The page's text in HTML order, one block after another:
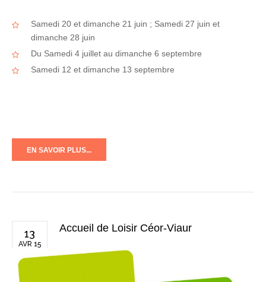
Samedi 20 et dimanche 21 juin ; Samedi 27 juin et
dimanche 28 juin
Du Samedi 4 juillet au dimanche 6 septembre
Samedi 12 et dimanche 13 septembre
EN SAVOIR PLUS...
13
AVR 15
Accueil de Loisir Céor-Viaur